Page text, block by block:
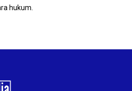
hukum.